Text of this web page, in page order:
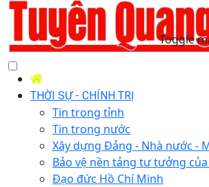
Toggle
THỜI SỰ - CHÍNH TRỊ
Tin trong tỉnh
Tin trong nước
Xây dựng Đảng - Nhà nước -
Bảo vệ nền tảng tư tưởng
Đạo đức Hồ Chí Minh